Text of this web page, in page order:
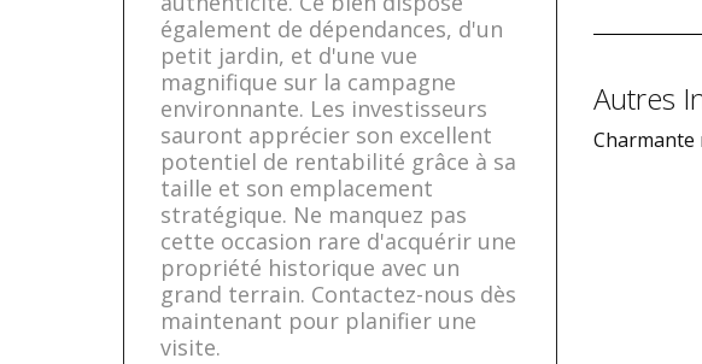
également de dépendances, d'un
petit jardin, et d'une vue
magnifique sur la campagne
environnante. Les investisseurs
sauront apprécier son excellent
potentiel de rentabilité grâce à sa
taille et son emplacement
stratégique. Ne manquez pas
cette occasion rare d'acquérir une
propriété historique avec un
grand terrain. Contactez-nous dès
maintenant pour planifier une
visite.
Autres
Charmante